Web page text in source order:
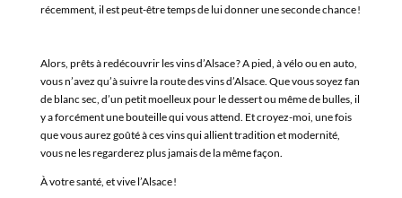
récemment, il est peut-être temps de lui donner une seconde chance !
Alors, prêts à redécouvrir les vins d’Alsace? A pied, à vélo ou en auto,
vous n’avez qu’à suivre la route des vins d’Alsace. Que vous soyez fan
de blanc sec, d’un petit moelleux pour le dessert ou même de bulles, il
y a forcément une bouteille qui vous attend. Et croyez-moi, une fois
que vous aurez goûté à ces vins qui allient tradition et modernité,
vous ne les regarderez plus jamais de la même façon.
À votre santé, et vive l’Alsace!